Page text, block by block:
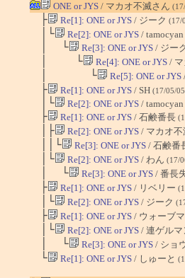
ONE or JYS/ マカオ不滅さん
├ Re[1]: ONE or JYS/ ジーク (17/
│└ Re[2]: ONE or JYS/ tamocyan
│ └ Re[3]: ONE or JYS/ ジー
│ └ Re[4]: ONE or JYS/ マ
│ └ Re[5]: ONE or JYS
├ Re[1]: ONE or JYS/ SH (17/05/
│└ Re[2]: ONE or JYS/ tamocyan
├ Re[1]: ONE or JYS/ 石鹸番長
│├ Re[2]: ONE or JYS/ マカオ不
││└ Re[3]: ONE or JYS/ 石鹸番
│└ Re[2]: ONE or JYS/ わん (17/
│ └ Re[3]: ONE or JYS/ 番長
├ Re[1]: ONE or JYS/ リベリー
│└ Re[2]: ONE or JYS/ ジーク
├ Re[1]: ONE or JYS/ ウォーブ
│└ Re[2]: ONE or JYS/ 連ゲルマ
│ └ Re[3]: ONE or JYS/ ショ
└ Re[1]: ONE or JYS/ しゅーと